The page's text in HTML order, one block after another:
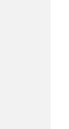
Pasar al